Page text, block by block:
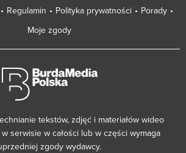
Regulamin Polityka prywatności
Porady
Moje zgody
tekstów, zdjęć i materiałów wideo
serwisie w całości lub w części wymaga
zgody wydawcy.